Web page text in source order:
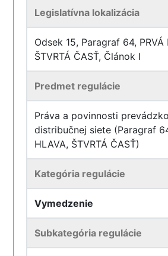
Legislatívna lokalizácia
Odsek 15, Paragraf 64, PRVÁ
ŠTVRTÁ ČASŤ, Článok I
Predmet regulácie
Práva a povinnosti
distribučnej siete (Paragraf
HLAVA, ŠTVRTÁ ČASŤ)
Kategória regulácie
Vymedzenie
Subkategória regulácie